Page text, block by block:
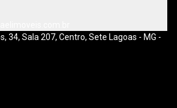
34, Sala 207, Centro, Sete Lagoas - MG -